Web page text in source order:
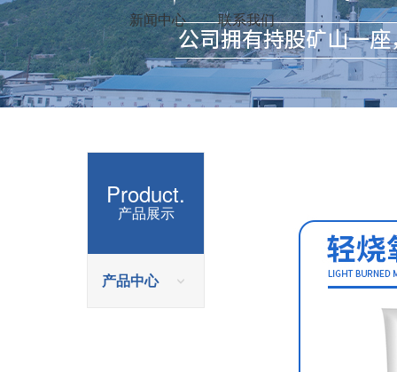
新闻中心 联系我们
Product.
产品展示
产品中心